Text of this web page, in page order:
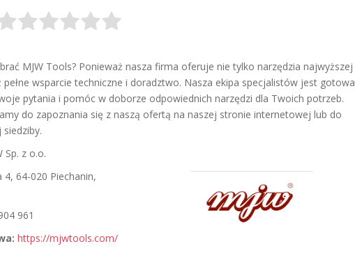
MJW Tools? Ponieważ nasza firma oferuje nie tylko narzędzia najwyższej
wsparcie techniczne i doradztwo. Nasza ekipa specjalistów jest gotowa
pytania i pomóc w doborze odpowiednich narzędzi dla Twoich potrzeb.
do zapoznania się z naszą ofertą na naszej stronie internetowej lub do
Sp. z o.o.
4, 64-020 Piechanin,
961
https://mjwtools.com/